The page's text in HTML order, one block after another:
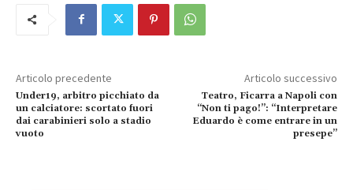
Articolo precedente
Under19, arbitro picchiato da
un calciatore: scortato fuori
dai carabinieri solo a stadio
vuoto
Articolo successivo
Teatro, Ficarra a Napoli con
“Non ti pago!”: “Interpretare
Eduardo è come entrare in un
presepe”